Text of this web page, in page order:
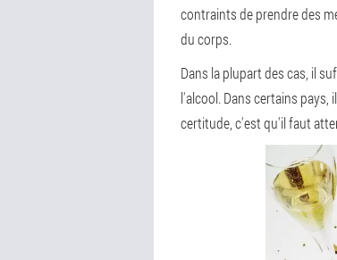
contraints de prendre des
du corps.
Dans la plupart des cas, il
l'alcool. Dans certains pays,
certitude, c'est qu'il faut